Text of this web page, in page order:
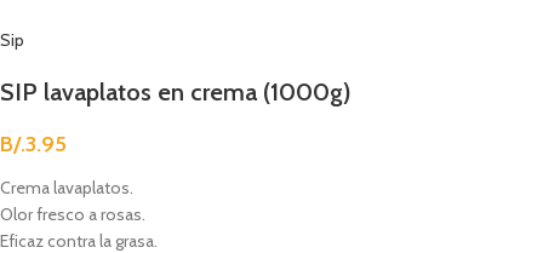
Sip
SIP lavaplatos en crema (1000g)
B/.3.95
Crema lavaplatos.
Olor fresco a rosas.
Eficaz contra la grasa.